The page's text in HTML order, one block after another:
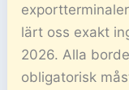
lärt oss exakt
2026. Alla
obligatorisk